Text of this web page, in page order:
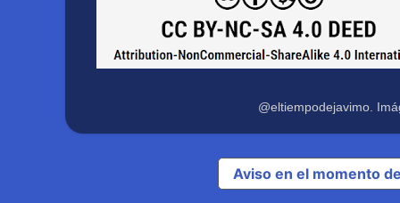
@eltiempodejavimo.
Aviso en el momento